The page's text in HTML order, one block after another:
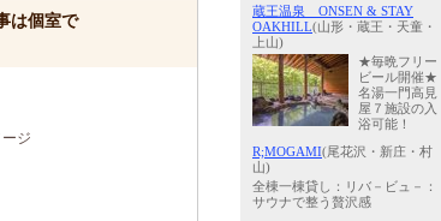
は個室で
ジ
蔵王温泉 ONSEN & STAY
OAKHILL(山形・蔵王・天童・
上山)
★毎晩フリー
ビール開催★
名湯一門高見
屋７施設の入
浴可能！
R;MOGAMI(尾花沢・新庄・村
山)
全棟一棟貸し：リバ－ビュ－：
サウナで整う贅沢感